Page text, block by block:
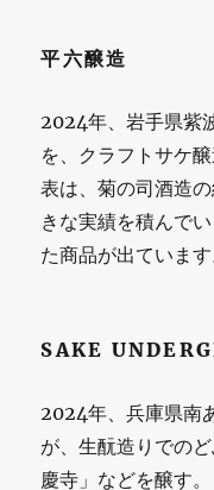
平六醸造
2024年、岩手県紫
を、クラフトサケ
表は、菊の司酒造
きな実績を積んで
た商品が出ています
SAKE
2024年、兵庫県南
が、生酛造りでの
慶寺」などを醸す。